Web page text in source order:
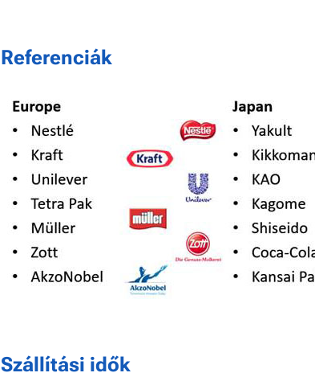
Referenciák
Szállítási idők